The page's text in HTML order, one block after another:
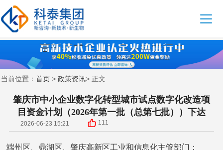
当前位置： 首页 > 政策资讯> 正文
肇庆市中小企业数字化转型城市试点数字化改造项
目资金计划（2026年第一批（总第七批））下达
2026-06-23 15:21 111
端州区、鼎湖区、肇庆高新区工业和信息化主管部门：